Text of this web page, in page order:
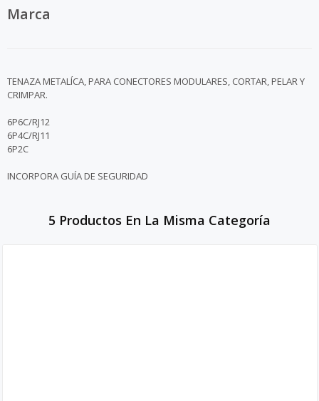
Marca
TENAZA METALÍCA, PARA CONECTORES MODULARES, CORTAR, PELAR Y
CRIMPAR.
6P6C/RJ12
6P4C/RJ11
6P2C
INCORPORA GUÍA DE SEGURIDAD
5 Productos En La Misma Categoría